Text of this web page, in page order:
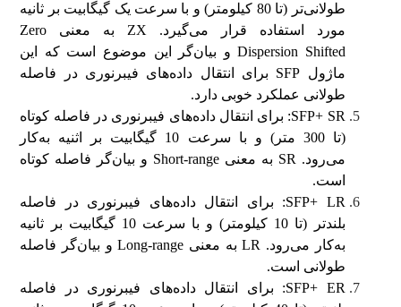
طولانی‌تر (تا 80 کیلومتر) و با سرعت یک گیگابیت بر ثانیه
مورد استفاده قرار می‌گیرد. ZX به معنی Zero
Dispersion Shifted و بیان‌گر این موضوع است که این
ماژول SFP برای انتقال داده‌های فیبرنوری در فاصله
طولانی عملکرد خوبی دارد.
SFP+ SR: برای انتقال داده‌های فیبرنوری در فاصله کوتاه
(تا 300 متر) و با سرعت 10 گیگابیت بر اثنیه به‌کار
می‌رود. SR به معنی Short-range و بیان‌گر فاصله کوتاه
است.
SFP+ LR: برای انتقال داده‌های فیبرنوری در فاصله
بلندتر (تا 10 کیلومتر) و با سرعت 10 گیگابیت بر ثانیه
به‌کار می‌رود. LR به معنی Long-range و بیان‌گر فاصله
طولانی است.
SFP+ ER: برای انتقال داده‌های فیبرنوری در فاصله